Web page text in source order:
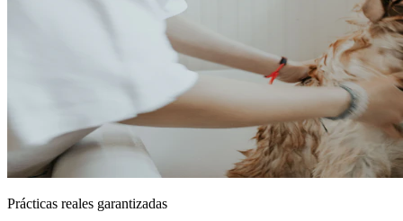
Prácticas reales garantizadas